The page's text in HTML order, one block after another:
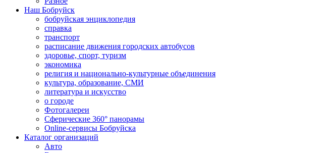
Наш Бобруйск
бобруйская энциклопедия
справка
транспорт
расписание движения городских автобусов
здоровье, спорт, туризм
экономика
религия и национально-культурные объединения
культура, образование, СМИ
литература и искусство
о городе
Фотогалереи
Сферические 360° панорамы
Online-сервисы Бобруйска
Каталог организаций
Авто